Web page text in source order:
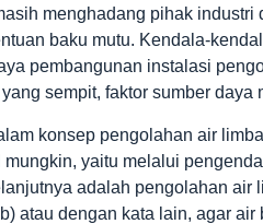
menghadang pihak
baku mutu. Kendala-
pembangunan instalasi
sempit, faktor sumber
konsep pengolahan air
yaitu melalui
adalah pengolahan
atau dengan kata lain, agar